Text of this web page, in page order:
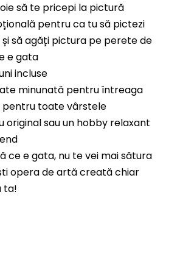
să te pricepi la pictură
pentru ca tu să pictezi
și să agăți pictura pe perete de
e gata
incluse
minunată pentru întreaga
pentru toate vârstele
original sau un hobby relaxant
ce e gata, nu te vei mai sătura
opera de artă creată chiar
ta!